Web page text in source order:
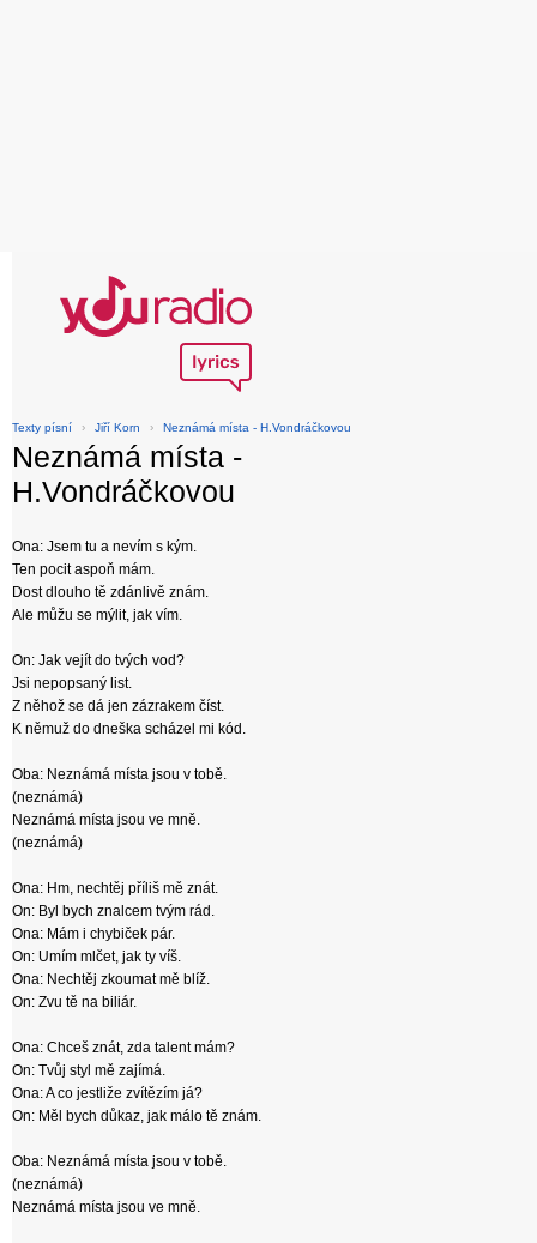
Texty písní › Jiří Korn › Neznámá místa - H.Vondráčkovou
Neznámá místa -
H.Vondráčkovou
Ona: Jsem tu a nevím s kým.
Ten pocit aspoň mám.
Dost dlouho tě zdánlivě znám.
Ale můžu se mýlit, jak vím.
On: Jak vejít do tvých vod?
Jsi nepopsaný list.
Z něhož se dá jen zázrakem číst.
K němuž do dneška scházel mi kód.
Oba: Neznámá místa jsou v tobě.
(neznámá)
Neznámá místa jsou ve mně.
(neznámá)
Ona: Hm, nechtěj příliš mě znát.
On: Byl bych znalcem tvým rád.
Ona: Mám i chybiček pár.
On: Umím mlčet, jak ty víš.
Ona: Nechtěj zkoumat mě blíž.
On: Zvu tě na biliár.
Ona: Chceš znát, zda talent mám?
On: Tvůj styl mě zajímá.
Ona: A co jestliže zvítězím já?
On: Měl bych důkaz, jak málo tě znám.
Oba: Neznámá místa jsou v tobě.
(neznámá)
Neznámá místa jsou ve mně.